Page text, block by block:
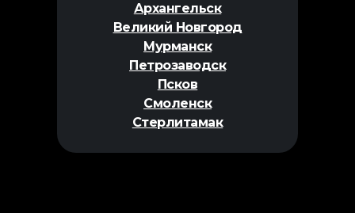
Архангельск
Великий Новгород
Мурманск
Петрозаводск
Псков
Смоленск
Стерлитамак